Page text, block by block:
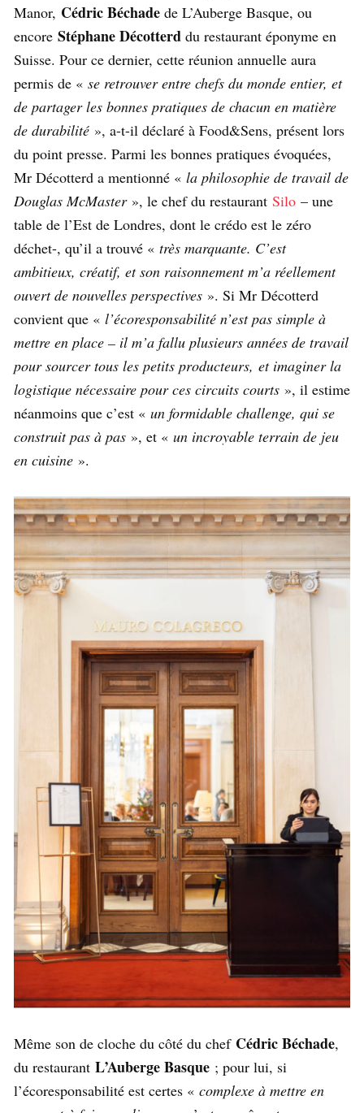
Manor, Cédric Béchade de L’Auberge Basque, ou
encore Stéphane Décotterd du restaurant éponyme en
Suisse. Pour ce dernier, cette réunion annuelle aura
permis de « se retrouver entre chefs du monde entier, et
de partager les bonnes pratiques de chacun en matière
de durabilité », a-t-il déclaré à Food&Sens, présent lors
du point presse. Parmi les bonnes pratiques évoquées,
Mr Décotterd a mentionné « la philosophie de travail de
Douglas McMaster», le chef du restaurant Silo – une
table de l’Est de Londres, dont le crédo est le zéro
déchet-, qu’il a trouvé « très marquante. C’est
ambitieux, créatif, et son raisonnement m’a réellement
ouvert de nouvelles perspectives ». Si Mr Décotterd
convient que « l’écoresponsabilité n’est pas simple à
mettre en place – il m’a fallu plusieurs années de travail
pour sourcer tous les petits producteurs, et imaginer la
logistique nécessaire pour ces circuits courts », il estime
néanmoins que c’est « un formidable challenge, qui se
construit pas à pas », et « un incroyable terrain de jeu
en cuisine ».
Même son de cloche du côté du chef Cédric Béchade,
du restaurant L’Auberge Basque ; pour lui, si
l’écoresponsabilité est certes « complexe à mettre en